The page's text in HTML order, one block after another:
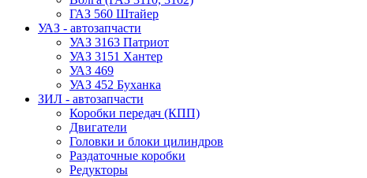
ГАЗ 560 Штайер
УАЗ - автозапчасти
УАЗ 3163 Патриот
УАЗ 3151 Хантер
УАЗ 469
УАЗ 452 Буханка
ЗИЛ - автозапчасти
Коробки передач (КПП)
Двигатели
Головки и блоки цилиндров
Раздаточные коробки
Редукторы